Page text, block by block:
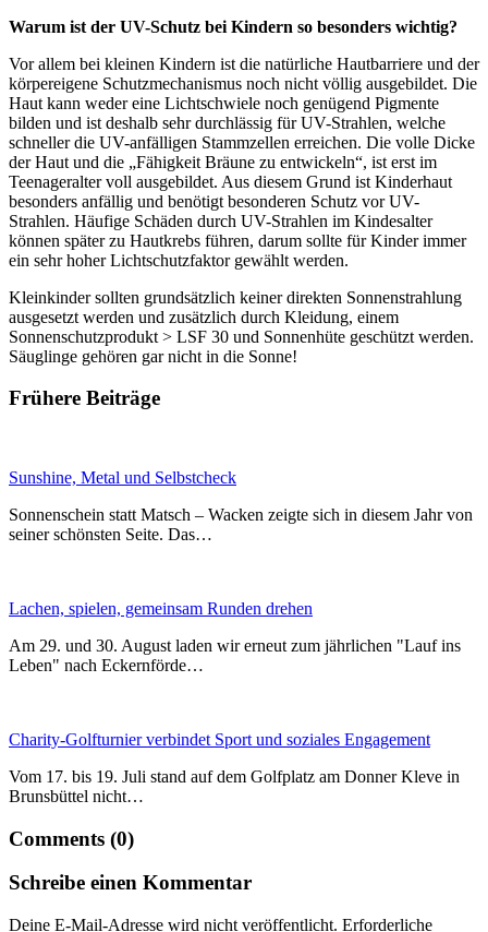
Warum ist der UV-Schutz bei Kindern so besonders wichtig?
Vor allem bei kleinen Kindern ist die natürliche Hautbarriere und der
körpereigene Schutzmechanismus noch nicht völlig ausgebildet. Die
Haut kann weder eine Lichtschwiele noch genügend Pigmente
bilden und ist deshalb sehr durchlässig für UV-Strahlen, welche
schneller die UV-anfälligen Stammzellen erreichen. Die volle Dicke
der Haut und die „Fähigkeit Bräune zu entwickeln“, ist erst im
Teenageralter voll ausgebildet. Aus diesem Grund ist Kinderhaut
besonders anfällig und benötigt besonderen Schutz vor UV-
Strahlen. Häufige Schäden durch UV-Strahlen im Kindesalter
können später zu Hautkrebs führen, darum sollte für Kinder immer
ein sehr hoher Lichtschutzfaktor gewählt werden.
Kleinkinder sollten grundsätzlich keiner direkten Sonnenstrahlung
ausgesetzt werden und zusätzlich durch Kleidung, einem
Sonnenschutzprodukt > LSF 30 und Sonnenhüte geschützt werden.
Säuglinge gehören gar nicht in die Sonne!
Frühere Beiträge
Sunshine, Metal und Selbstcheck
Sonnenschein statt Matsch – Wacken zeigte sich in diesem Jahr von
seiner schönsten Seite. Das…
Lachen, spielen, gemeinsam Runden drehen
Am 29. und 30. August laden wir erneut zum jährlichen "Lauf ins
Leben" nach Eckernförde…
Charity-Golfturnier verbindet Sport und soziales Engagement
Vom 17. bis 19. Juli stand auf dem Golfplatz am Donner Kleve in
Brunsbüttel nicht…
Comments (0)
Schreibe einen Kommentar
Deine E-Mail-Adresse wird nicht veröffentlicht. Erforderliche